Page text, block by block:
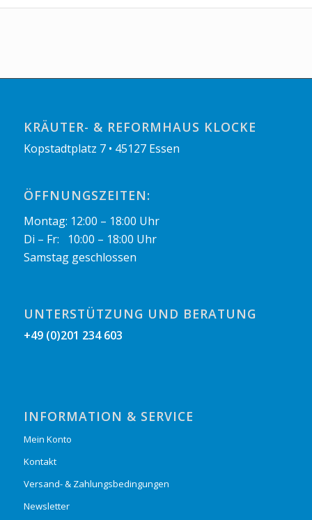
KRÄUTER- & REFORMHAUS KLOCKE
Kopstadtplatz 7 • 45127 Essen
ÖFFNUNGSZEITEN:
Montag: 12:00 – 18:00 Uhr
Di – Fr: 10:00 – 18:00 Uhr
Samstag geschlossen
UNTERSTÜTZUNG UND BERATUNG
+49 (0)201 234 603
INFORMATION & SERVICE
Mein Konto
Kontakt
Versand- & Zahlungsbedingungen
Newsletter